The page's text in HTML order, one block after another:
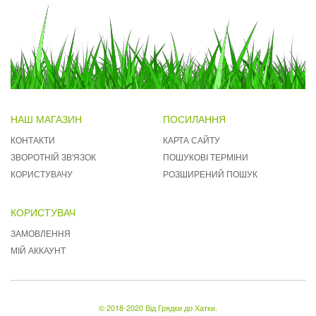
НАШ МАГАЗИН
КОНТАКТИ
ЗВОРОТНІЙ ЗВ'ЯЗОК
КОРИСТУВАЧУ
ПОСИЛАННЯ
КАРТА САЙТУ
ПОШУКОВІ ТЕРМІНИ
РОЗШИРЕНИЙ ПОШУК
КОРИСТУВАЧ
ЗАМОВЛЕННЯ
МІЙ АККАУНТ
© 2018-2020 Від Грядки до Хатки.